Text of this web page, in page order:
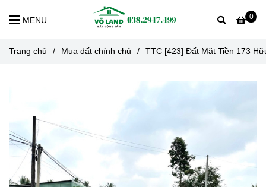
0
MENU
Trang chủ / Mua đất chính chủ / TTC [423] Đất Mặt Tiền 173